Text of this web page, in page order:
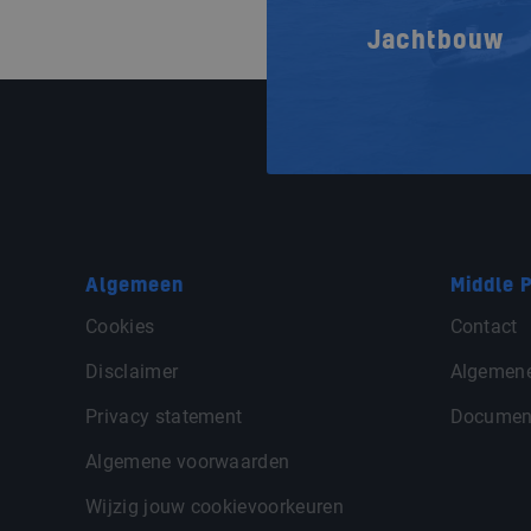
Jachtbouw
Algemeen
Cookies
Disclaimer
Privacy statement
Algemene voorwaarden
Wijzig jouw cookievoorkeuren
Middle
Contact